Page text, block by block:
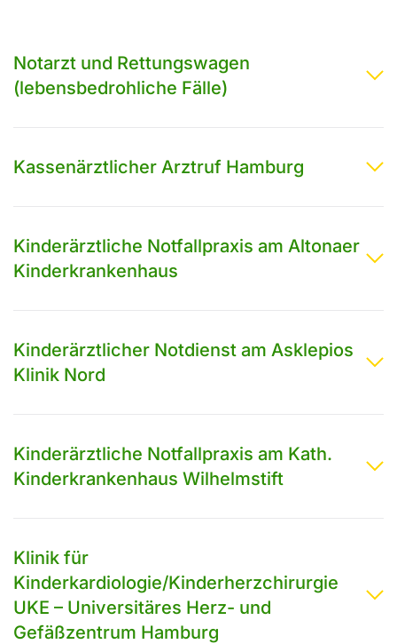
Notarzt und Rettungswagen
(lebensbedrohliche Fälle)
Kassenärztlicher Arztruf Hamburg
Kinderärztliche Notfallpraxis am Altonaer
Kinderkrankenhaus
Kinderärztlicher Notdienst am Asklepios
Klinik Nord
Kinderärztliche Notfallpraxis am Kath.
Kinderkrankenhaus Wilhelmstift
Klinik für
Kinderkardiologie/Kinderherzchirurgie
UKE – Universitäres Herz- und
Gefäßzentrum Hamburg